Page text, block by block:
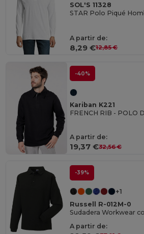
SOL'S 11328
STAR Polo Piqué
A partir de:
8,29 €12,85 €
-40%
Kariban K221
FRENCH RIB - POLO
A partir de:
19,37 €32,56 €
-39%
+1
Russell R-012M-0
Sudadera Workwear
A partir de: